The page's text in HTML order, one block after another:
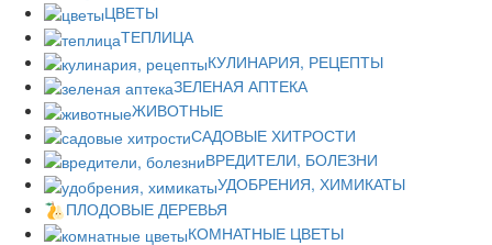
ЦВЕТЫ
ТЕПЛИЦА
КУЛИНАРИЯ, РЕЦЕПТЫ
ЗЕЛЕНАЯ АПТЕКА
ЖИВОТНЫЕ
САДОВЫЕ ХИТРОСТИ
ВРЕДИТЕЛИ, БОЛЕЗНИ
УДОБРЕНИЯ, ХИМИКАТЫ
ПЛОДОВЫЕ ДЕРЕВЬЯ
КОМНАТНЫЕ ЦВЕТЫ